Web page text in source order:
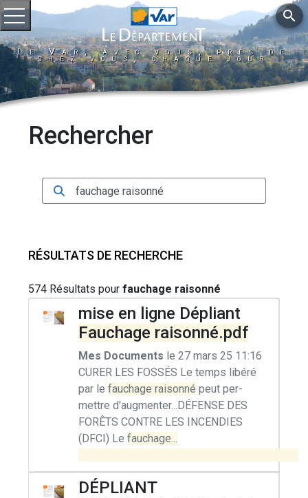
Ouvrir le menu
Le Var, avec vous, près de
chez vous, chaque jour
search
Rechercher
Rechercher
RÉSULTATS DE RECHERCHE
574 Résultats pour fauchage raisonné
mise en ligne Dépliant
Fauchage raisonné.pdf
Mes Documents le 27 mars 25 11:16
CURER LES FOSSÉS Le temps libéré
par le fauchage raisonné peut per-
mettre d'augmenter...DÉFENSE DES
FORÊTS CONTRE LES INCENDIES
(DFCI) Le fauchage...
DÉPLIANT